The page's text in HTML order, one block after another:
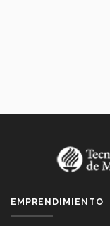
EMPRENDIMIENTO